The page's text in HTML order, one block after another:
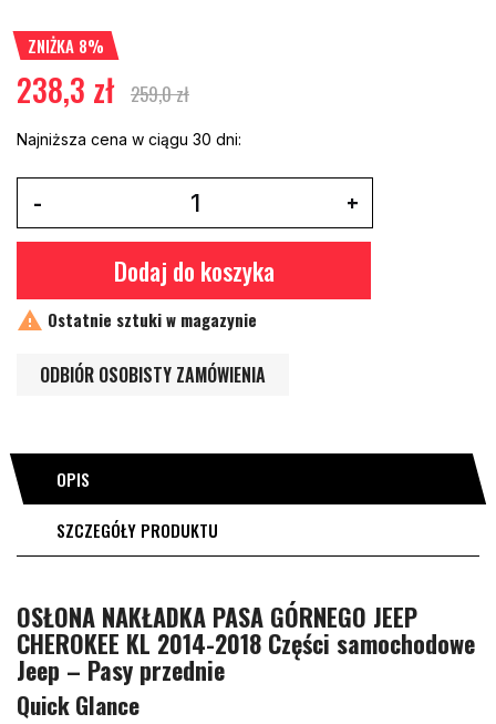
ZNIŻKA 8%
238,3 zł 259,0 zł
Najniższa cena w ciągu 30 dni:
Dodaj do koszyka
 Ostatnie sztuki w magazynie
ODBIÓR OSOBISTY ZAMÓWIENIA
OPIS
SZCZEGÓŁY PRODUKTU
OSŁONA NAKŁADKA PASA GÓRNEGO JEEP
CHEROKEE KL 2014-2018 Części samochodowe
Jeep – Pasy przednie
Quick Glance